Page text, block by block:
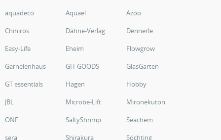
aquadeco
Aquael
Azoo
Chihiros
Dähne-Verlag
Dennerle
Easy-Life
Eheim
Flowgrow
Garnelenhaus
GH-GOODS
GlasGarten
GT essentials
Hagen
Hobby
JBL
Microbe-Lift
Mironekuton
ONF
SaltyShrimp
Seachem
sera
Shirakura
Söchting